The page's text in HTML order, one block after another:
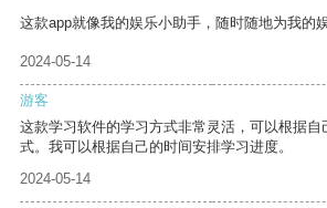
这款app就像我的娱乐小助手，随时随地为我的
2024-05-14
游客
这款学习软件的学习方式非常灵活，可以根据自
式。我可以根据自己的时间安排学习进度。
2024-05-14